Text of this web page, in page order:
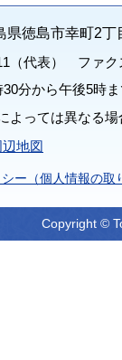
徳島市幸町2丁
（代表） ファク
分から午後5時
よっては異なる
辺地図
ー（個人情報の取
Copyright ©